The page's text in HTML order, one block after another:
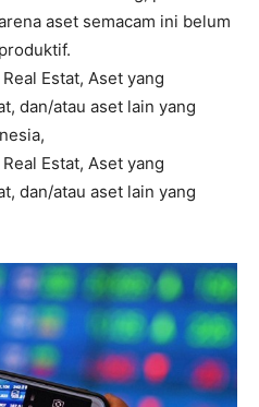
aset semacam ini belum
Estat, Aset yang
dan/atau aset lain yang
Estat, Aset yang
dan/atau aset lain yang